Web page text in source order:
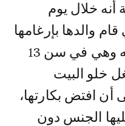
خلال يوم
والدها بإرغامها
على ممارسة الجنس معه وهي في سن 13
خلو البيت
أن افتض بكارتها،
الجنس دون